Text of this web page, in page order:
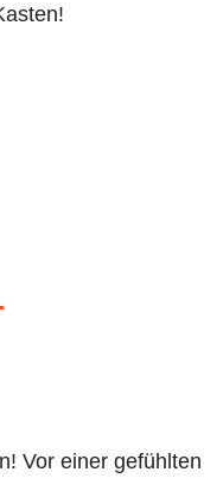
Vor einer gefühlten